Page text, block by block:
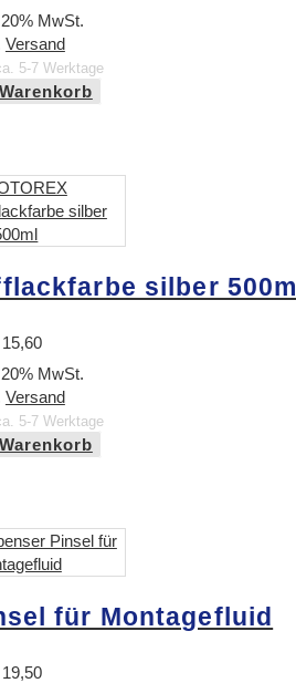
MwSt.
Versand
5-7 Werktage
silber 500ml
15,60
MwSt.
Versand
5-7 Werktage
für Montagefluid
19,50